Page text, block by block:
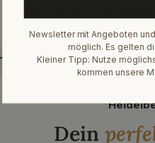
Dein
Newsletter mit Angeboten
möglich. Es gelten
Kleiner Tipp: Nutze
kommen unsere